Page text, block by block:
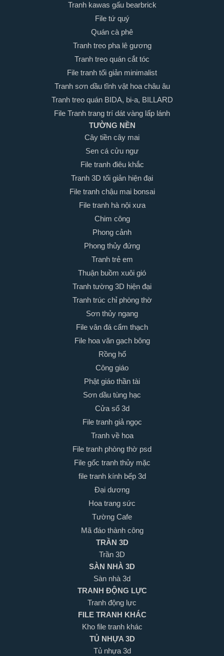
Tranh kawas gấu bearbrick
File tứ quý
Quán cà phê
Tranh treo pha lê gương
Tranh treo quán cắt tóc
File tranh tối giản minimalist
Tranh sơn dầu tĩnh vật hoa châu âu
Tranh treo quán BIDA, bi-a, BILLARD
File Tranh trang trí dát vàng lấp lánh
TƯỜNG NỀN
Cây tiền cây mai
Sen cá cửu ngư
File tranh điêu khắc
Tranh 3D tối giản hiện đại
File tranh chậu mai bonsai
File tranh hà nội xưa
Chim công
Phong cảnh
Phong thủy đứng
Tranh trẻ em
Thuận buồm xuôi gió
Tranh tường 3D hiện đại
Tranh trúc chỉ phòng thờ
Sơn thủy ngang
File vân đá cẩm thạch
File hoa văn gạch bông
Rồng hổ
Công giáo
Phật giáo thần tài
Sơn dầu tùng hạc
Cửa sổ 3d
File tranh giả ngọc
Tranh về hoa
File tranh phòng thờ psd
File gốc tranh thủy mặc
file tranh kính bếp 3d
Đại dương
Hoa trang sức
Tường Cafe
Mã đáo thành công
TRẦN 3D
Trần 3D
SÀN NHÀ 3D
Sàn nhà 3d
TRANH ĐỘNG LỰC
Tranh động lực
FILE TRANH KHÁC
Kho file tranh khác
TỦ NHỰA 3D
Tủ nhựa 3d